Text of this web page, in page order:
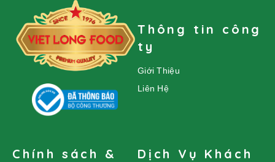
Thông tin công
ty
Giới Thiệu
Liên Hệ
Chính sách &
Dịch Vụ Khách